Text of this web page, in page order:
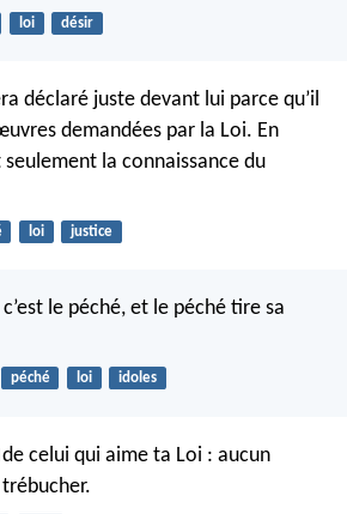
loi désir
déclaré juste devant lui parce qu’il
demandées par la Loi. En
la connaissance du
loi justice
le péché, et le péché tire sa
péché loi idoles
de celui qui aime ta Loi : aucun